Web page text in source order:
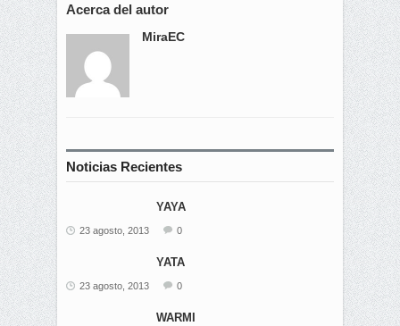
Acerca del autor
MiraEC
Noticias Recientes
YAYA
23 agosto, 2013 0
YATA
23 agosto, 2013 0
WARMI